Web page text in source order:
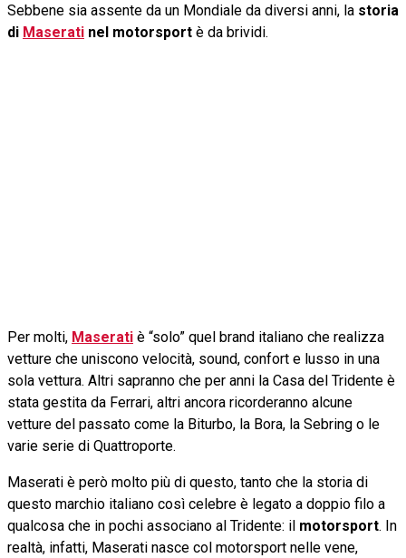
Sebbene sia assente da un Mondiale da diversi anni, la storia
di Maserati nel motorsport è da brividi.
Per molti, Maserati è “solo” quel brand italiano che realizza
vetture che uniscono velocità, sound, confort e lusso in una
sola vettura. Altri sapranno che per anni la Casa del Tridente è
stata gestita da Ferrari, altri ancora ricorderanno alcune
vetture del passato come la Biturbo, la Bora, la Sebring o le
varie serie di Quattroporte.
Maserati è però molto più di questo, tanto che la storia di
questo marchio italiano così celebre è legato a doppio filo a
qualcosa che in pochi associano al Tridente: il motorsport. In
realtà, infatti, Maserati nasce col motorsport nelle vene,